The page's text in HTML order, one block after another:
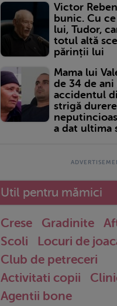
Victor
bunic. Cu
lui, Tudor,
totul altă
părinții lui
Mama lui
de 34 de
accidentul
strigă
a dat ultima
Util pentru mămici
Crese Gradinite
Scoli
Locuri de
Club de petreceri
Activitati copii
Agentii bone